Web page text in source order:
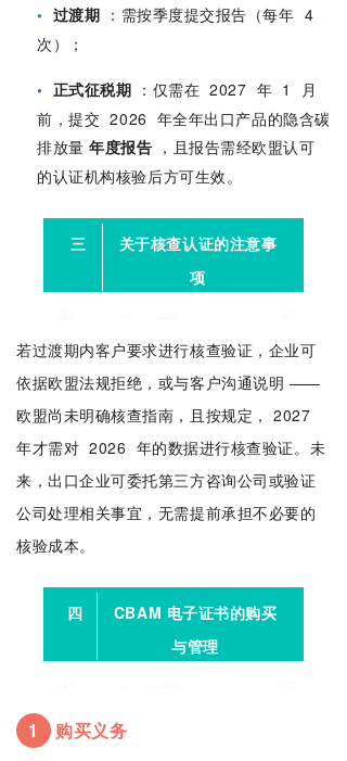
• 过渡期 ：需按季度提交报告（每年 4
次）；
• 正式征税期 ：仅需在 2027 年 1
月
前，提交 2026 年全年出口产品的隐含碳
排放量 年度报告 ，且报告需经欧盟认可
的认证机构核验后方可生效。
三
关于核查认证的注意事
项
若过渡期内客户要求进行核查验证，企业可
依据欧盟法规拒绝，或与客户沟通说明 ——
欧盟尚未明确核查指南，且按规定， 2027
年才需对 2026 年的数据进行核查验证。未
来，出口企业可委托第三方咨询公司或验证
公司处理相关事宜，无需提前承担不必要的
核验成本。
四
CBAM 电子证书的购买
与管理
1 购买义务